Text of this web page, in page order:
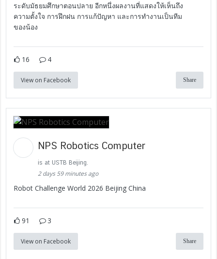
ระดับมัธยมศึกษาตอนปลาย อีกหนึ่งผลงานที่แสดงให้เห็นถึง
ความตั้งใจ การฝึกฝน การแก้ปัญหา และการทำงานเป็นทีม
ของน้อง
16 4
View on Facebook Share
NPS Robotics Computer
is at USTB Beijing.
2 days 59 minutes ago
Robot Challenge World 2026 Beijing China
91 3
View on Facebook Share